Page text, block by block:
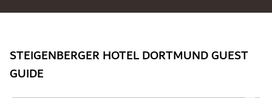
STEIGENBERGER HOTEL DORTMUND GUEST
GUIDE